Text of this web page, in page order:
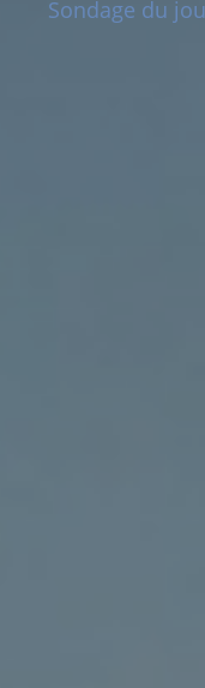
Sondage du